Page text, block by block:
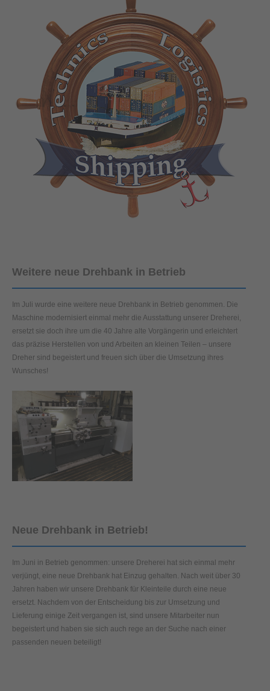
Weitere neue Drehbank in Betrieb
Im Juli wurde eine weitere neue Drehbank in Betrieb genommen. Die
Maschine modernisiert einmal mehr die Ausstattung unserer Dreherei,
ersetzt sie doch ihre um die 40 Jahre alte Vorgängerin und erleichtert
das präzise Herstellen von und Arbeiten an kleinen Teilen – unsere
Dreher sind begeistert und freuen sich über die Umsetzung ihres
Wunsches!
Neue Drehbank in Betrieb!
Im Juni in Betrieb genommen: unsere Dreherei hat sich einmal mehr
verjüngt, eine neue Drehbank hat Einzug gehalten. Nach weit über 30
Jahren haben wir unsere Drehbank für Kleinteile durch eine neue
ersetzt. Nachdem von der Entscheidung bis zur Umsetzung und
Lieferung einige Zeit vergangen ist, sind unsere Mitarbeiter nun
begeistert und haben sie sich auch rege an der Suche nach einer
passenden neuen beteiligt!